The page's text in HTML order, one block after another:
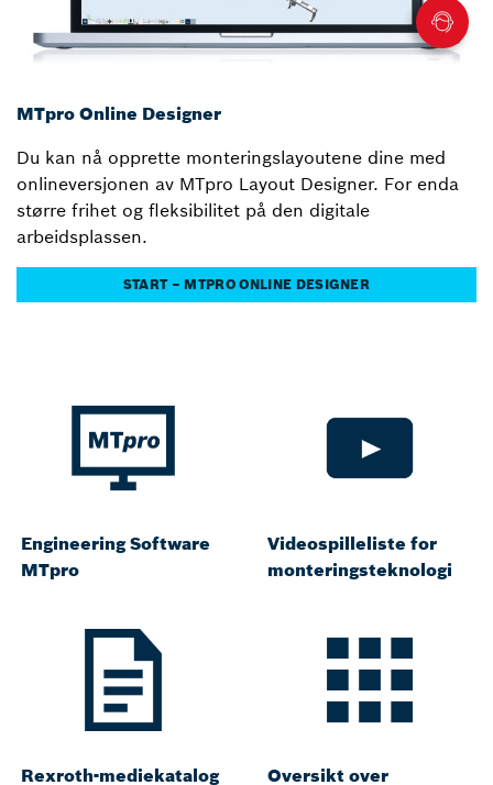
MTpro Online Designer
Du kan nå opprette monteringslayoutene dine med
onlineversjonen av MTpro Layout Designer. For enda
større frihet og fleksibilitet på den digitale
arbeidsplassen.
START – MTPRO ONLINE DESIGNER
Engineering Software
MTpro
Videospilleliste for
monteringsteknologi
Rexroth-mediekatalog Oversikt over